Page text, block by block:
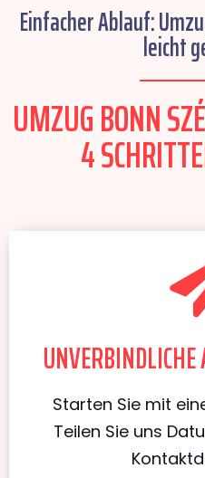
Einfacher Ablauf:
leicht
UMZUG BONN
4
Starten Sie mit
Teilen Sie uns